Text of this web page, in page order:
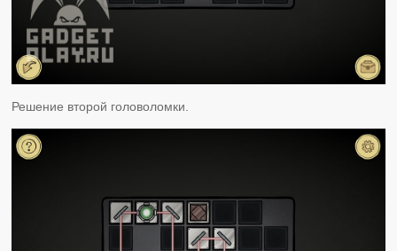
Решение второй головоломки.